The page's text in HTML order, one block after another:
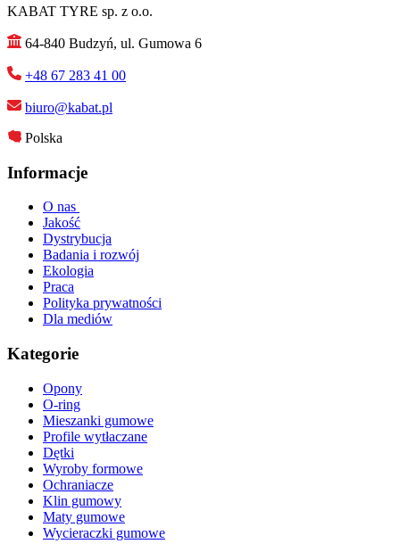
KABAT TYRE sp. z o.o.
64-840 Budzyń, ul. Gumowa 6
+48 67 283 41 00
biuro@kabat.pl
Polska
Informacje
O nas
Jakość
Dystrybucja
Badania i rozwój
Ekologia
Praca
Polityka prywatności
Dla mediów
Kategorie
Opony
O-ring
Mieszanki gumowe
Profile wytłaczane
Dętki
Wyroby formowe
Ochraniacze
Klin gumowy
Maty gumowe
Wycieraczki gumowe